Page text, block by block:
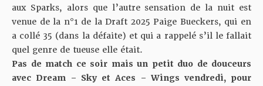
aux Sparks, alors que l’autre sensation de la nuit est
venue de la n°1 de la Draft 2025 Paige Bueckers, qui en
a collé 35 (dans la défaite) et qui a rappelé s’il le fallait
quel genre de tueuse elle était.
Pas de match ce soir mais un petit duo de douceurs
avec Dream – Sky et Aces – Wings vendredi, pour